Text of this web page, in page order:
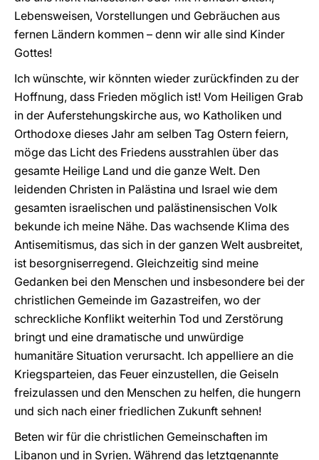
Lebensweisen, Vorstellungen und Gebräuchen aus
fernen Ländern kommen – denn wir alle sind Kinder
Gottes!
Ich wünschte, wir könnten wieder zurückfinden zu der
Hoffnung, dass Frieden möglich ist! Vom Heiligen Grab
in der Auferstehungskirche aus, wo Katholiken und
Orthodoxe dieses Jahr am selben Tag Ostern feiern,
möge das Licht des Friedens ausstrahlen über das
gesamte Heilige Land und die ganze Welt. Den
leidenden Christen in Palästina und Israel wie dem
gesamten israelischen und palästinensischen Volk
bekunde ich meine Nähe. Das wachsende Klima des
Antisemitismus, das sich in der ganzen Welt ausbreitet,
ist besorgniserregend. Gleichzeitig sind meine
Gedanken bei den Menschen und insbesondere bei der
christlichen Gemeinde im Gazastreifen, wo der
schreckliche Konflikt weiterhin Tod und Zerstörung
bringt und eine dramatische und unwürdige
humanitäre Situation verursacht. Ich appelliere an die
Kriegsparteien, das Feuer einzustellen, die Geiseln
freizulassen und den Menschen zu helfen, die hungern
und sich nach einer friedlichen Zukunft sehnen!
Beten wir für die christlichen Gemeinschaften im
Libanon und in Syrien. Während das letztgenannte